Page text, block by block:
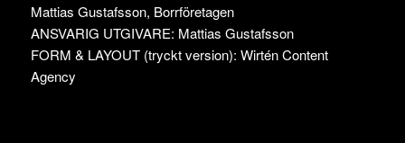
Mattias Gustafsson, Borrföretagen
ANSVARIG UTGIVARE: Mattias Gustafsson
FORM & LAYOUT (tryckt version): Wirtén Content
Agency